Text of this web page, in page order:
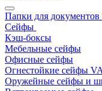
Папки для
Сейфы
Кэш-боксы
Мебельные сейфы
Офисные сейфы
Огнестойкие сейфы
Оружейные сейфы и